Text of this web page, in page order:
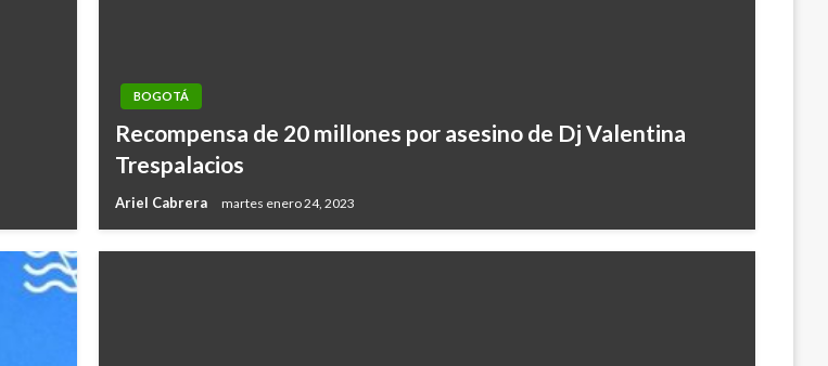
BOGOTÁ
Recompensa de 20 millones por asesino de Dj Valentina
Trespalacios
Ariel Cabrera martes enero 24, 2023